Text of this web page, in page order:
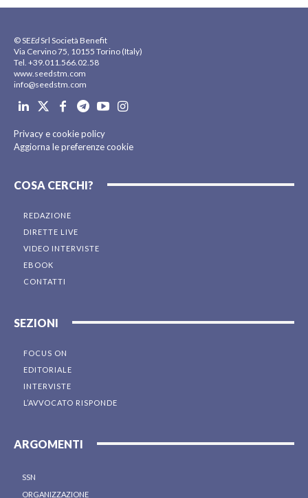
© SEEdSrl Società Benefit
Via Cervino 75, 10155 Torino (Italy)
Tel. +39.011.566.02.58
www.seedstm.com
info@seedstm.com
Privacy e cookie policy
Aggiorna le preferenze cookie
COSA CERCHI?
REDAZIONE
DIRETTE LIVE
VIDEO INTERVISTE
EBOOK
CONTATTI
SEZIONI
FOCUS ON
EDITORIALE
INTERVISTE
L’AVVOCATO RISPONDE
ARGOMENTI
SSN
ORGANIZZAZIONE